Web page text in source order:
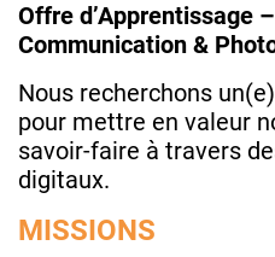
Offre d’Apprentissage
Communication &
Nous recherchons
pour mettre en valeur
savoir-faire à travers
digitaux.
MISSIONS